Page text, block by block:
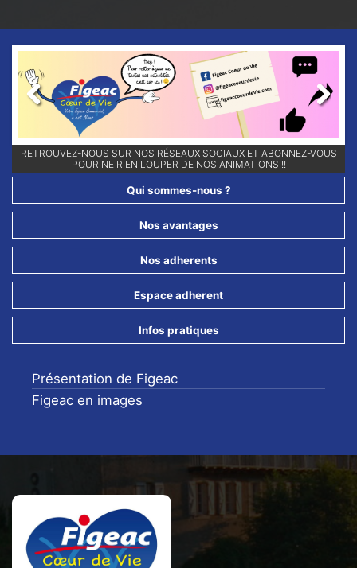
RETROUVEZ-NOUS SUR NOS RÉSEAUX SOCIAUX ET ABONNEZ-VOUS
POUR NE RIEN LOUPER DE NOS ANIMATIONS !!
Qui sommes-nous ?
Nos avantages
Nos adherents
Espace adherent
Infos pratiques
Présentation de Figeac
Figeac en images